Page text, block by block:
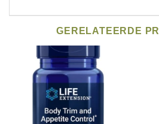
GERELATEERDE